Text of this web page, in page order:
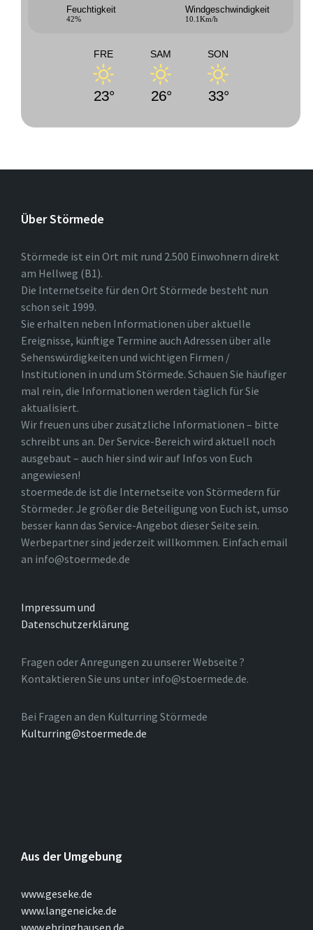
Feuchtigkeit
42%
Windgeschwindigkeit
10.1Km/h
FRE
23°
SAM
26°
SON
33°
Über Störmede
Störmede ist ein Ort mit rund 2.500 Einwohnern direkt
am Hellweg (B1).
Die Internetseite für den Ort Störmede besteht nun
schon seit 1999.
Sie erhalten neben Informationen über aktuelle
Ereignisse, künftige Termine auch Adressen über alle
Sehenswürdigkeiten und wichtigen Firmen /
Institutionen in und um Störmede. Schauen Sie häufiger
mal rein, die Informationen werden täglich für Sie
aktualisiert.
Wir freuen uns über zusätzliche Informationen – bitte
schreibt uns an. Der Service-Bereich wird aktuell noch
ausgebaut – auch hier sind wir auf Infos von Euch
angewiesen!
stoermede.de ist die Internetseite von Störmedern für
Störmeder. Je größer die Beteiligung von Euch ist, umso
besser kann das Service-Angebot dieser Seite sein.
Werbepartner sind jederzeit willkommen. Einfach email
an info@stoermede.de
Impressum und
Datenschutzerklärung
Fragen oder Anregungen zu unserer Webseite ?
Kontaktieren Sie uns unter info@stoermede.de.
Bei Fragen an den Kulturring Störmede
Kulturring@stoermede.de
Aus der Umgebung
www.geseke.de
www.langeneicke.de
www.ehringhausen.de